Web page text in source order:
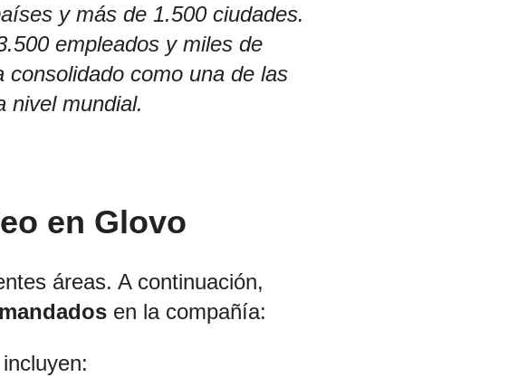
y más de 1.500 ciudades.
empleados y miles de
como una de las
nivel mundial.
en Glovo
áreas. A continuación,
en la compañía: